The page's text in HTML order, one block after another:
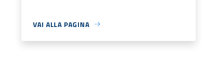
VAI ALLA PAGINA